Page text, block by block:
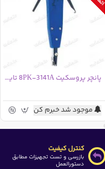
پانچر پروسکیت 8PK-3141A تایوانی
موجود شد خبرم کن
کنترل کیفیت
بازرسی و تست تجهیزات مطابق
دستورالعمل